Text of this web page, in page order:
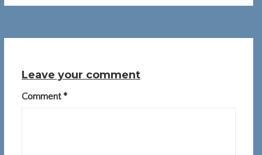
Leave your comment
Comment *